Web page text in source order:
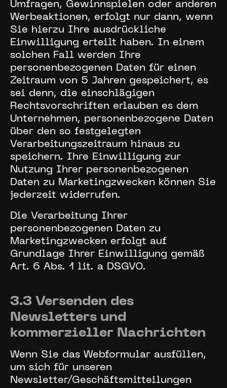
Umfragen, Gewinnspielen oder anderen
Werbeaktionen, erfolgt nur dann, wenn
Sie hierzu Ihre ausdrückliche
Einwilligung erteilt haben. In einem
solchen Fall werden Ihre
personenbezogenen Daten für einen
Zeitraum von 5 Jahren gespeichert, es
sei denn, die einschlägigen
Rechtsvorschriften erlauben es dem
Unternehmen, personenbezogene Daten
über den so festgelegten
Verarbeitungszeitraum hinaus zu
speichern. Ihre Einwilligung zur
Nutzung Ihrer personenbezogenen
Daten zu Marketingzwecken können Sie
jederzeit widerrufen.
Die Verarbeitung Ihrer
personenbezogenen Daten zu
Marketingzwecken erfolgt auf
Grundlage Ihrer Einwilligung gemäß
Art. 6 Abs. 1 lit. a DSGVO.
3.3 Versenden des
Newsletters und
kommerzieller Nachrichten
Wenn Sie das Webformular ausfüllen,
um sich für unseren
Newsletter/Geschäftsmitteilungen